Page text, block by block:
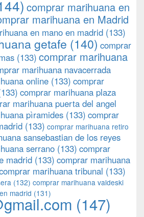
comprar marihuana en
marihuana en Madrid
en mano en madrid (133)
getafe (140) comprar
(133) comprar marihuana
marihuana navacerrada
online (133) comprar
comprar marihuana plaza
marihuana puerta del angel
pìramides (133) comprar
(133) comprar marihuana retiro
sansebastian de los reyes
serrano (133) comprar
madrid (133) comprar marihuana
marihuana tribunal (133)
(132) comprar marihuana valdeski
madrid (131) (147)